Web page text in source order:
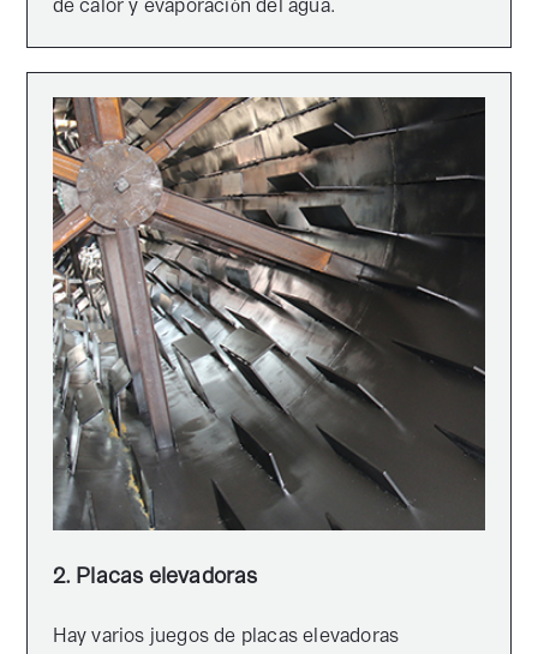
de calor y evaporación del agua.
2. Placas elevadoras
Hay varios juegos de placas elevadoras